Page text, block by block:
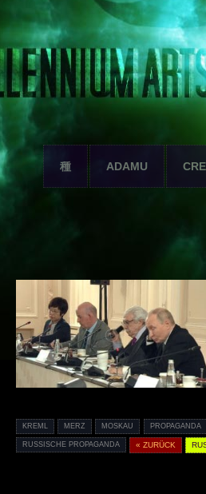
種 ADAMU
KREML MERZ MOSKAU PROPAGANDA
RUSSISCHE PROPAGANDA « ZURÜCK